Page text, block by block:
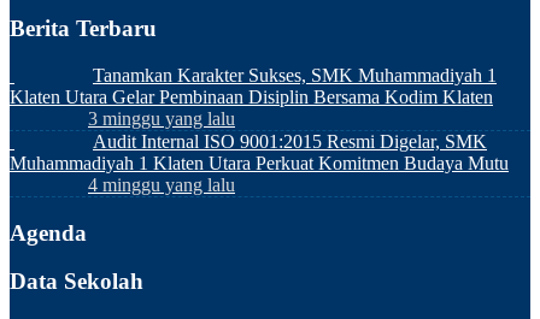
Berita Terbaru
Tanamkan Karakter Sukses, SMK Muhammadiyah 1
Klaten Utara Gelar Pembinaan Disiplin Bersama Kodim Klaten
3 minggu yang lalu
Audit Internal ISO 9001:2015 Resmi Digelar, SMK
Muhammadiyah 1 Klaten Utara Perkuat Komitmen Budaya Mutu
4 minggu yang lalu
Agenda
Data Sekolah